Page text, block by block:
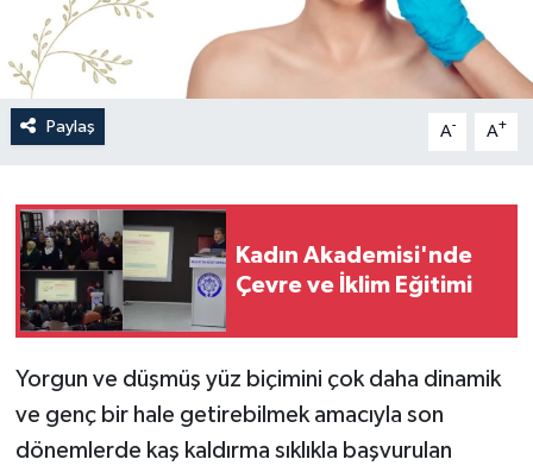
Paylaş A- A+
Kadın Akademisi'nde
Çevre ve İklim Eğitimi
Yorgun ve düşmüş yüz biçimini çok daha dinamik
ve genç bir hale getirebilmek amacıyla son
dönemlerde kaş kaldırma sıklıkla başvurulan
Teknoloji
Yaşam